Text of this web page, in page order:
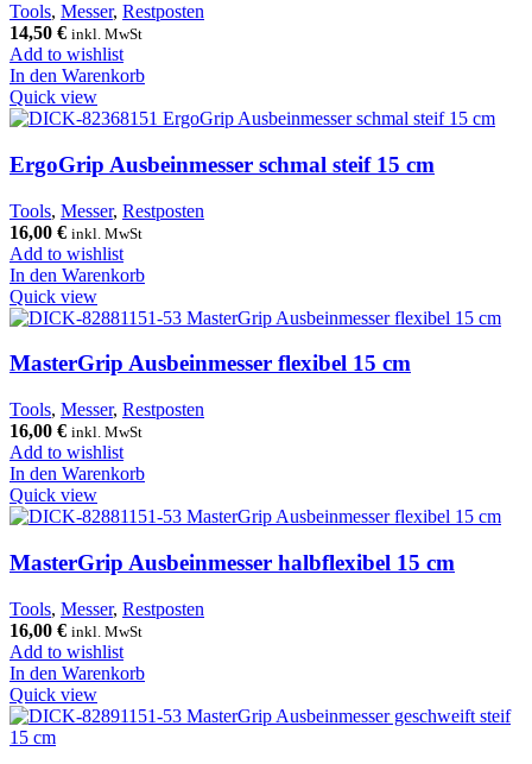
Tools, Messer, Restposten
14,50 € inkl. MwSt
Add to wishlist
In den Warenkorb
Quick view
ErgoGrip Ausbeinmesser schmal steif 15 cm
Tools, Messer, Restposten
16,00 € inkl. MwSt
Add to wishlist
In den Warenkorb
Quick view
MasterGrip Ausbeinmesser flexibel 15 cm
Tools, Messer, Restposten
16,00 € inkl. MwSt
Add to wishlist
In den Warenkorb
Quick view
MasterGrip Ausbeinmesser halbflexibel 15 cm
Tools, Messer, Restposten
16,00 € inkl. MwSt
Add to wishlist
In den Warenkorb
Quick view